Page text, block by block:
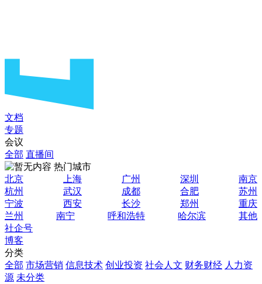
文档
专题
会议
全部 直播间
热门城市
北京
上海 广州 深圳
南京
杭州
武汉 成都 合肥
苏州
宁波
西安 长沙 郑州
重庆
兰州
南宁 呼和浩特 哈尔滨
其他
社企号
博客
分类
全部 市场营销 信息技术 创业投资 社会人文 财务财经 人力资
源 未分类